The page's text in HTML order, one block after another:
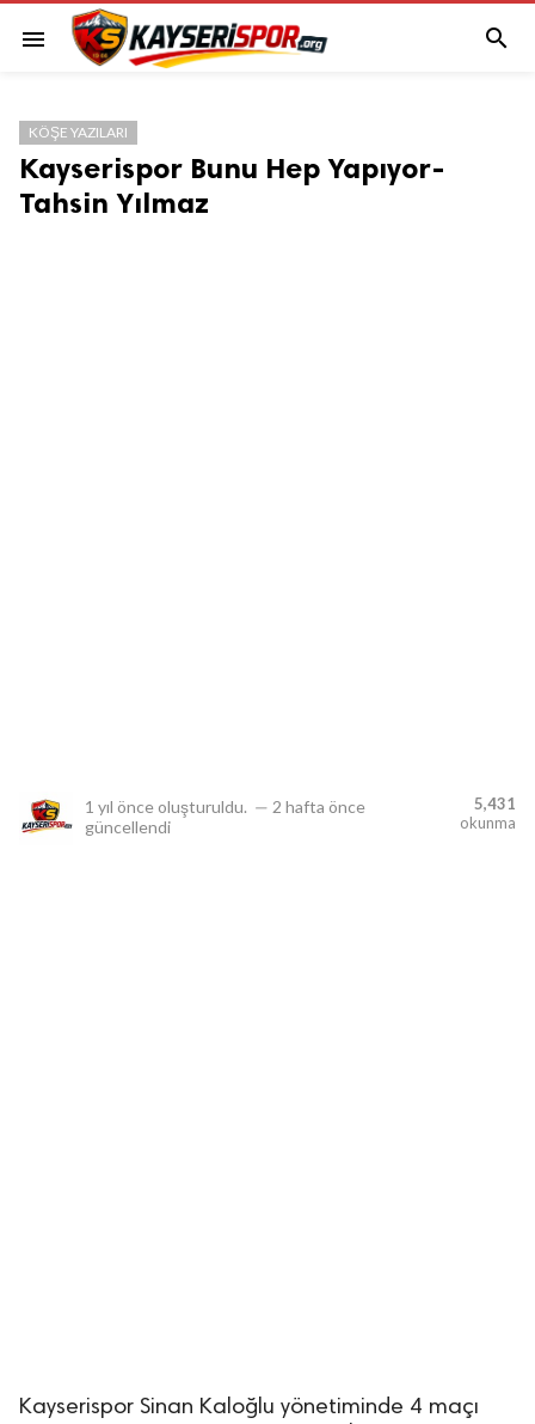
menu 
KÖŞE YAZILARI
Kayserispor Bunu Hep Yapıyor-
Tahsin Yılmaz
1 yıl önce oluşturuldu. — 2 hafta önce
güncellendi
5,431
okunma
Kayserispor Sinan Kaloğlu yönetiminde 4 maçı